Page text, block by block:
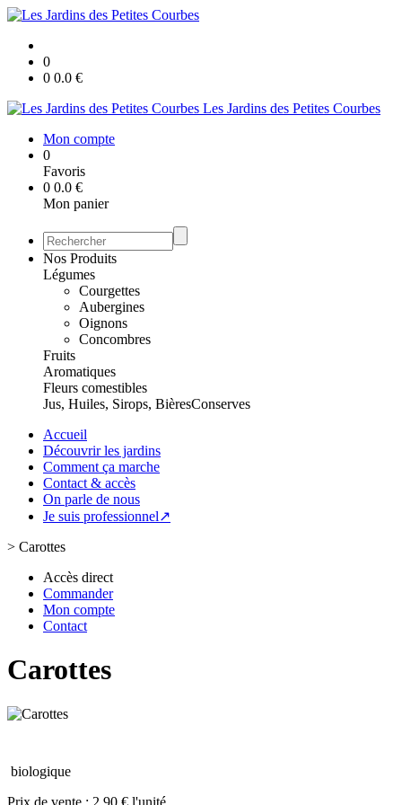
0
0 0.0 €
Les Jardins des Petites Courbes
Mon compte
0
Favoris
0 0.0 €
Mon panier
Nos Produits
Légumes
Courgettes
Aubergines
Oignons
Concombres
Fruits
Aromatiques
Fleurs comestibles
Jus, Huiles, Sirops, BièresConserves
Accueil
Découvrir les jardins
Comment ça marche
Contact & accès
On parle de nous
Je suis professionnel↗
> Carottes
Accès direct
Commander
Mon compte
Contact
Carottes
biologique
Prix de vente : 2.90 € l'unité